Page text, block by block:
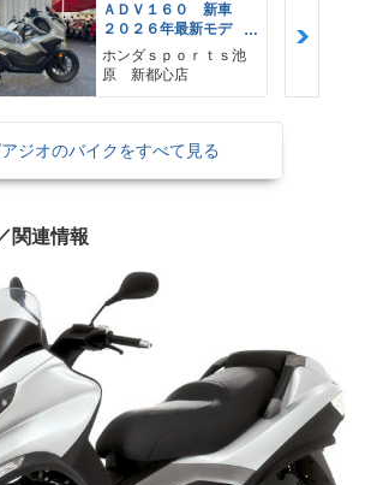
ＡＤＶ１６０ 新車
２０２６年最新モデ
ル パールスモーキー
グレー スマートキ
ー ２９Ｌメットイ
ホンダｓｐｏｒｔｓ池
原 新都心店
アジオのバイクをすべて見る
関連情報